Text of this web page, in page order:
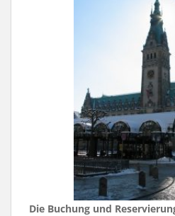
Die Buchung und